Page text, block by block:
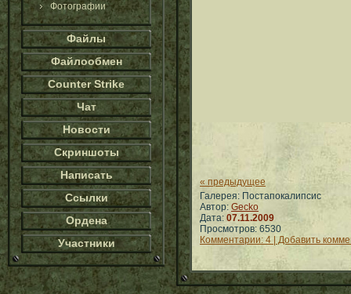
Фотографии
Файлы
Файлообмен
Counter Strike
Чат
Новости
Скриншоты
Написать
Ссылки
Ордена
Участники
« предыдущее
Галерея: Постапокалипсис
Автор: Gecko
Дата: 07.11.2009
Просмотров: 6530
Комментарии: 4 | Добавить